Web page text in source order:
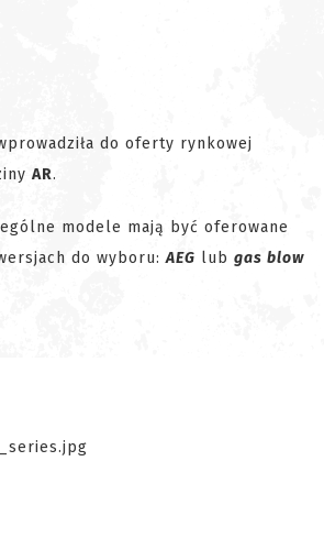
do oferty rynkowej
AR.
modele mają być oferowane
do wyboru:AEG lub gas blow